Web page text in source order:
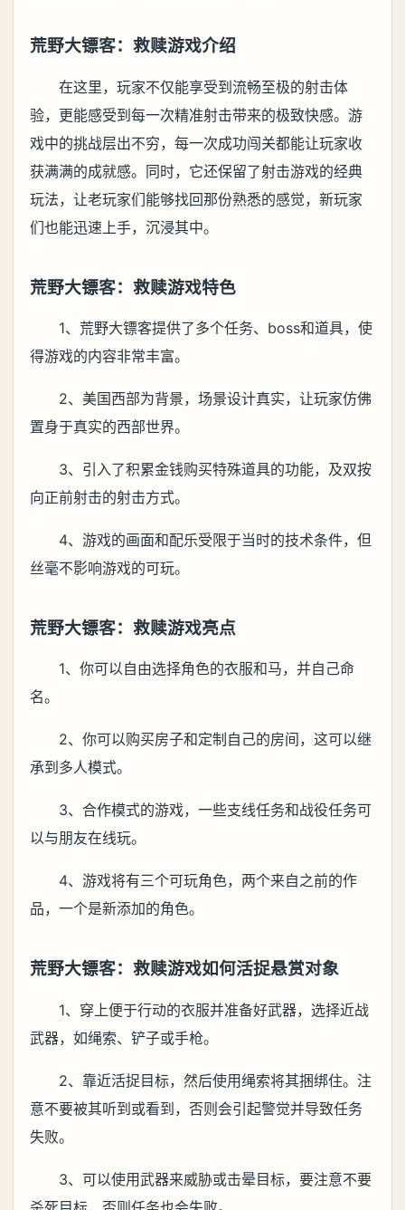
荒野大镖客：救赎游戏介绍
在这里，玩家不仅能享受到流畅至极的射击体
验，更能感受到每一次精准射击带来的极致快感。游
戏中的挑战层出不穷，每一次成功闯关都能让玩家收
获满满的成就感。同时，它还保留了射击游戏的经典
玩法，让老玩家们能够找回那份熟悉的感觉，新玩家
们也能迅速上手，沉浸其中。
荒野大镖客：救赎游戏特色
1、荒野大镖客提供了多个任务、boss和道具，使
得游戏的内容非常丰富。
2、美国西部为背景，场景设计真实，让玩家仿佛
置身于真实的西部世界。
3、引入了积累金钱购买特殊道具的功能，及双按
向正前射击的射击方式。
4、游戏的画面和配乐受限于当时的技术条件，但
丝毫不影响游戏的可玩。
荒野大镖客：救赎游戏亮点
1、你可以自由选择角色的衣服和马，并自己命
名。
2、你可以购买房子和定制自己的房间，这可以继
承到多人模式。
3、合作模式的游戏，一些支线任务和战役任务可
以与朋友在线玩。
4、游戏将有三个可玩角色，两个来自之前的作
品，一个是新添加的角色。
荒野大镖客：救赎游戏如何活捉悬赏对象
1、穿上便于行动的衣服并准备好武器，选择近战
武器，如绳索、铲子或手枪。
2、靠近活捉目标，然后使用绳索将其捆绑住。注
意不要被其听到或看到，否则会引起警觉并导致任务
失败。
3、可以使用武器来威胁或击晕目标，要注意不要